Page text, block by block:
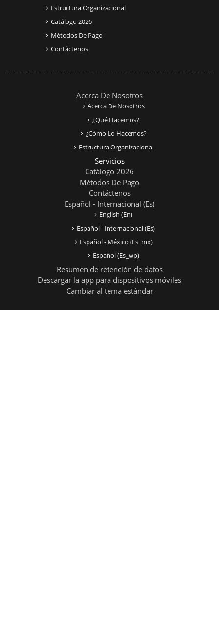
Estructura Organizacional
Catálogo 2026
Métodos De Pago
Contáctenos
Acerca De Nosotros
Acerca De Nosotros
¿Qué Hacemos?
¿Cómo Lo Hacemos?
Estructura Organizacional
Servicios
Catálogo 2026
Métodos De Pago
Contáctenos
Español - Internacional ‎(es)‎
English ‎(en)‎
Español - Internacional ‎(es)‎
Español - México ‎(es_mx)‎
Español ‎(es_wp)‎
Resumen de retención de datos
Descargar la app para dispositivos móviles
Cambiar al tema estándar